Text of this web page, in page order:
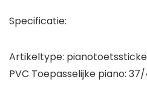
Specificatie:
Artikeltype:
PVC Toepasselijke piano: